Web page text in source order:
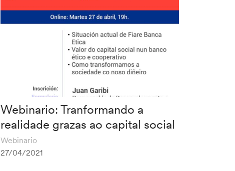
Webinario: Tranformando a
realidade grazas ao capital social
Webinario
27/04/2021